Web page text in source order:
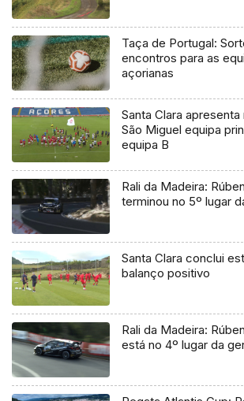
Taça de Portugal:
encontros para as
açorianas
Santa Clara
São Miguel equipa
equipa B
Rali da Madeira:
terminou no 5º lugar
Santa Clara conclui
balanço positivo
Rali da Madeira:
está no 4º lugar da